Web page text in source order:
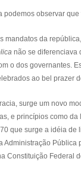
podemos observar
mandatos da
não se diferenciava
o dos governantes.
ao bel prazer
surge um novo
e princípios como
que surge a idéia
Administração
Constituição Federal